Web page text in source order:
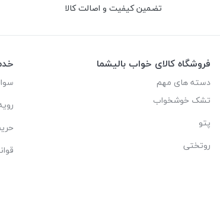
تضمین کیفیت و اصالت کالا
فروشگاه کالای خواب بالیشما
دسته های مهم
تشک خوشخواب
پتو
روتختی